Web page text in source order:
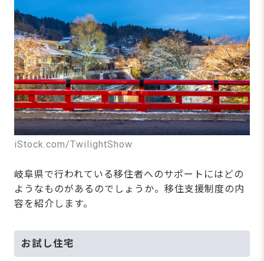
iStock.com/TwilightShow
岐阜県で行われている移住者へのサポートにはどの
ようなものがあるのでしょうか。移住支援制度の内
容を紹介します。
お試し住宅